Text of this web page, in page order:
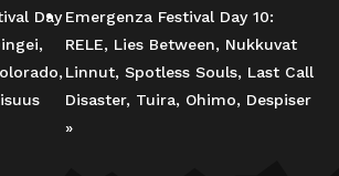
Day Emergenza Festival Day 10:
RELE, Lies Between, Nukkuvat
Linnut, Spotless Souls, Last Call
Disaster, Tuira, Ohimo, Despiser
»